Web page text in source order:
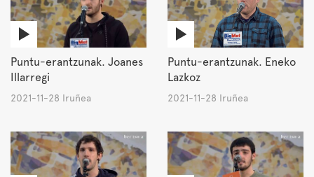
Puntu-erantzunak. Joanes
Illarregi
2021-11-28 Iruñea
Puntu-erantzunak. Eneko
Lazkoz
2021-11-28 Iruñea